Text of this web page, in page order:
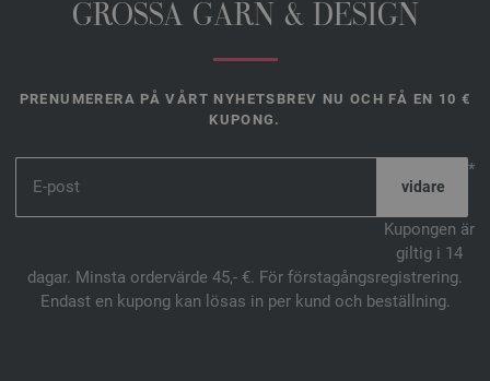
GROSSA GARN & DESIGN
PRENUMERERA PÅ VÅRT NYHETSBREV NU OCH FÅ EN 10 €
KUPONG.
*
Kupongen är
giltig i 14
dagar. Minsta ordervärde 45,- €. För förstagångsregistrering.
Endast en kupong kan lösas in per kund och beställning.